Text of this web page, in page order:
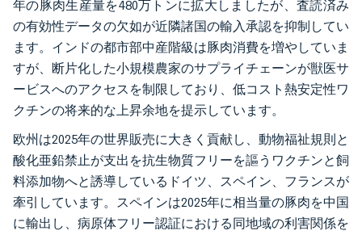
年の豚肉生産量を480万トンに拡大しましたが、査読済み
の有効性データの欠如が近隣諸国の輸入承認を抑制してい
ます。インドの都市部中産階級は豚肉消費を増やしていま
すが、断片化した小規模農家のサプライチェーンが獣医サ
ービスへのアクセスを制限しており、低コスト熱安定性ワ
クチンの将来的な上昇余地を提示しています。
欧州は2025年の世界販売に大きく貢献し、動物福祉規則と
酸化亜鉛禁止が支出を抗生物質フリーを謳うワクチンと飼
料添加物へと誘導しているドイツ、スペイン、フランスが
牽引しています。スペインは2025年に相当量の豚肉を中国
に輸出し、病原体フリー認証における同地域の利害関係を